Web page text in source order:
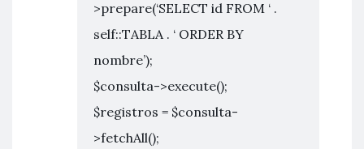
>prepare(‘SELECT id FROM ‘ .
self::TABLA . ‘ ORDER BY
nombre’);
$consulta->execute();
$registros = $consulta-
>fetchAll();